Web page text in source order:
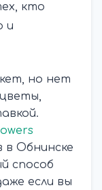
кто
и
но нет
в Обнинске
способ
если вы